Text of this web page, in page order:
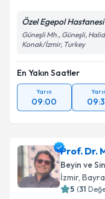
Özel Egepol Hastanesi
Güneşli Mh., Güneşli,
Konak/İzmir, Turkey
En Yakın Saatler
Yarın
09:00
Prof. Dr.
Beyin ve
İzmir,
5 (31